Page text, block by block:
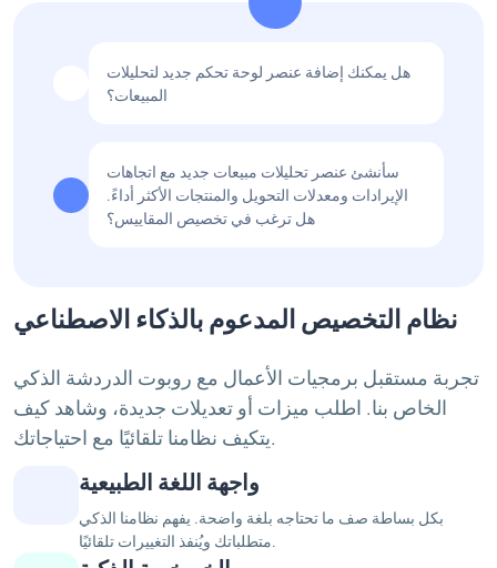
هل يمكنك إضافة عنصر لوحة تحكم جديد لتحليلات
المبيعات؟
سأنشئ عنصر تحليلات مبيعات جديد مع اتجاهات
الإيرادات ومعدلات التحويل والمنتجات الأكثر أداءً.
هل ترغب في تخصيص المقاييس؟
نظام التخصيص المدعوم بالذكاء الاصطناعي
تجربة مستقبل برمجيات الأعمال مع روبوت الدردشة الذكي
الخاص بنا. اطلب ميزات أو تعديلات جديدة، وشاهد كيف
يتكيف نظامنا تلقائيًا مع احتياجاتك.
واجهة اللغة الطبيعية
بكل بساطة صف ما تحتاجه بلغة واضحة. يفهم نظامنا الذكي
متطلباتك ويُنفذ التغييرات تلقائيًا.